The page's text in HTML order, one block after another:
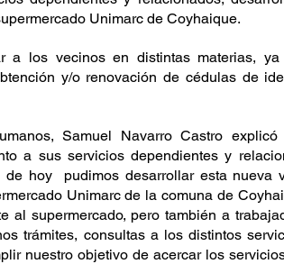
Unimarc de Coyhaique.
a los vecinos en distintas materias, ya
y/o renovación de cédulas de
Samuel Navarro Castro explicó
a sus servicios dependientes y
hoy  pudimos desarrollar esta nueva
Unimarc de la comuna de
al supermercado, pero también a
trámites, consultas a los distintos
nuestro objetivo de acercar los